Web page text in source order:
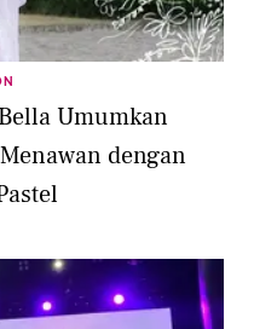
Umumkan
dengan